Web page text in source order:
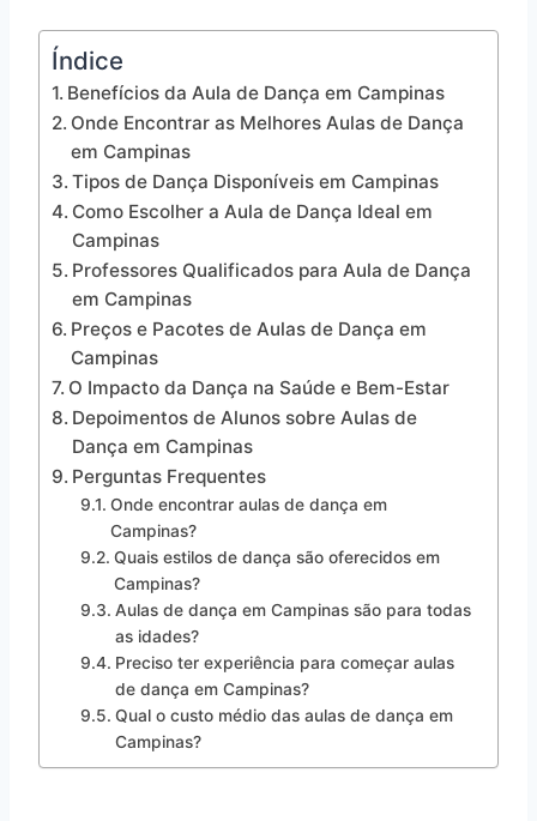
Índice
Benefícios da Aula de Dança em Campinas
Onde Encontrar as Melhores Aulas de Dança
em Campinas
Tipos de Dança Disponíveis em Campinas
Como Escolher a Aula de Dança Ideal em
Campinas
Professores Qualificados para Aula de Dança
em Campinas
Preços e Pacotes de Aulas de Dança em
Campinas
O Impacto da Dança na Saúde e Bem-Estar
Depoimentos de Alunos sobre Aulas de
Dança em Campinas
Perguntas Frequentes
Onde encontrar aulas de dança em
Campinas?
Quais estilos de dança são oferecidos em
Campinas?
Aulas de dança em Campinas são para todas
as idades?
Preciso ter experiência para começar aulas
de dança em Campinas?
Qual o custo médio das aulas de dança em
Campinas?